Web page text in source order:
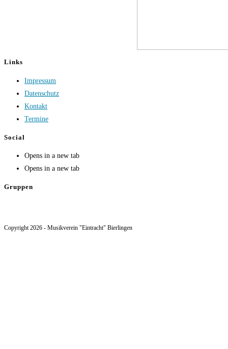
Links
Impressum
Datenschutz
Kontakt
Termine
Social
Opens in a new tab
Opens in a new tab
Gruppen
Copyright 2026 - Musikverein "Eintracht" Bierlingen